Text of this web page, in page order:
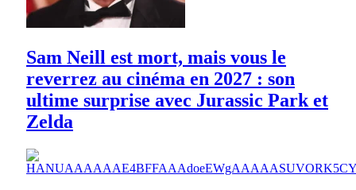
Sam Neill est mort, mais vous le
reverrez au cinéma en 2027 : son
ultime surprise avec Jurassic Park et
Zelda